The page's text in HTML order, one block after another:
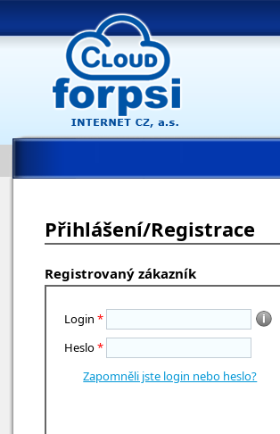
Přihlášení/Registrace
Registrovaný zákazník
Login *
Heslo*
Zapomněli jste login nebo heslo?